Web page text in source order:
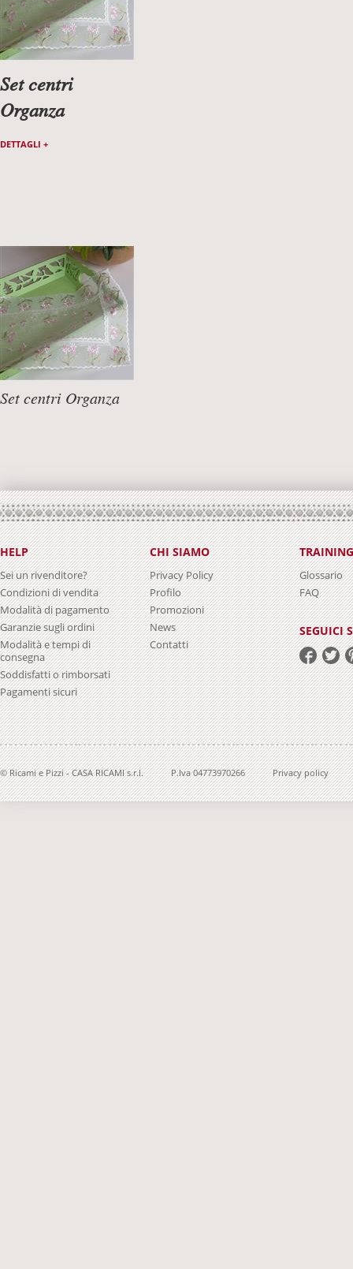
Set centri
Organza
DETTAGLI +
Set centri Organza
HELP
Sei un rivenditore?
Condizioni di vendita
Modalità di pagamento
Garanzie sugli ordini
Modalità e tempi di
consegna
Soddisfatti o rimborsati
Pagamenti sicuri
CHI SIAMO
Privacy Policy
Profilo
Promozioni
News
Contatti
TRAINING
Glossario
FAQ
SEGUICI
© Ricami e Pizzi - CASA RICAMI s.r.l. P.Iva 04773970266 Privacy policy